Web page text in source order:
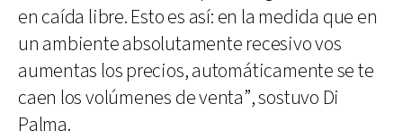
en caída libre. Esto es así: en la medida que en
un ambiente absolutamente recesivo vos
aumentas los precios, automáticamente se te
caen los volúmenes de venta”, sostuvo Di
Palma.